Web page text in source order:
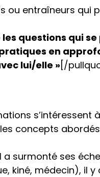
ou entraîneurs
les questions qui
en
lui/elle »[/
concepts
surmonté ses
kiné, médecin), il